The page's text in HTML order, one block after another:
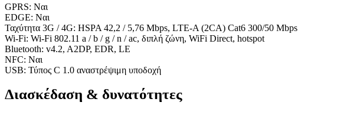
GPRS: Ναι
EDGE: Ναι
Ταχύτητα 3G / 4G: HSPA 42,2 / 5,76 Mbps, LTE-A (2CA) Cat6 300/50 Mbps
Wi-Fi: Wi-Fi 802.11 a / b / g / n / ac, διπλή ζώνη, WiFi Direct, hotspot
Bluetooth: v4.2, A2DP, EDR, LE
NFC: Ναι
USB: Τύπος C 1.0 αναστρέψιμη υποδοχή
Διασκέδαση & δυνατότητες